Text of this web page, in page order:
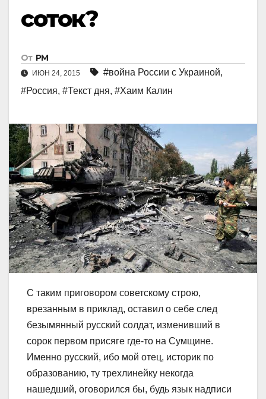
соток?
От РМ
ИЮН 24, 2015 #война России с Украиной,
#Россия, #Текст дня, #Хаим Калин
С таким приговором советскому строю,
врезанным в приклад, оставил о себе след
безымянный русский солдат, изменивший в
сорок первом присяге где-то на Сумщине.
Именно русский, ибо мой отец, историк по
образованию, ту трехлинейку некогда
нашедший, оговорился бы, будь язык надписи